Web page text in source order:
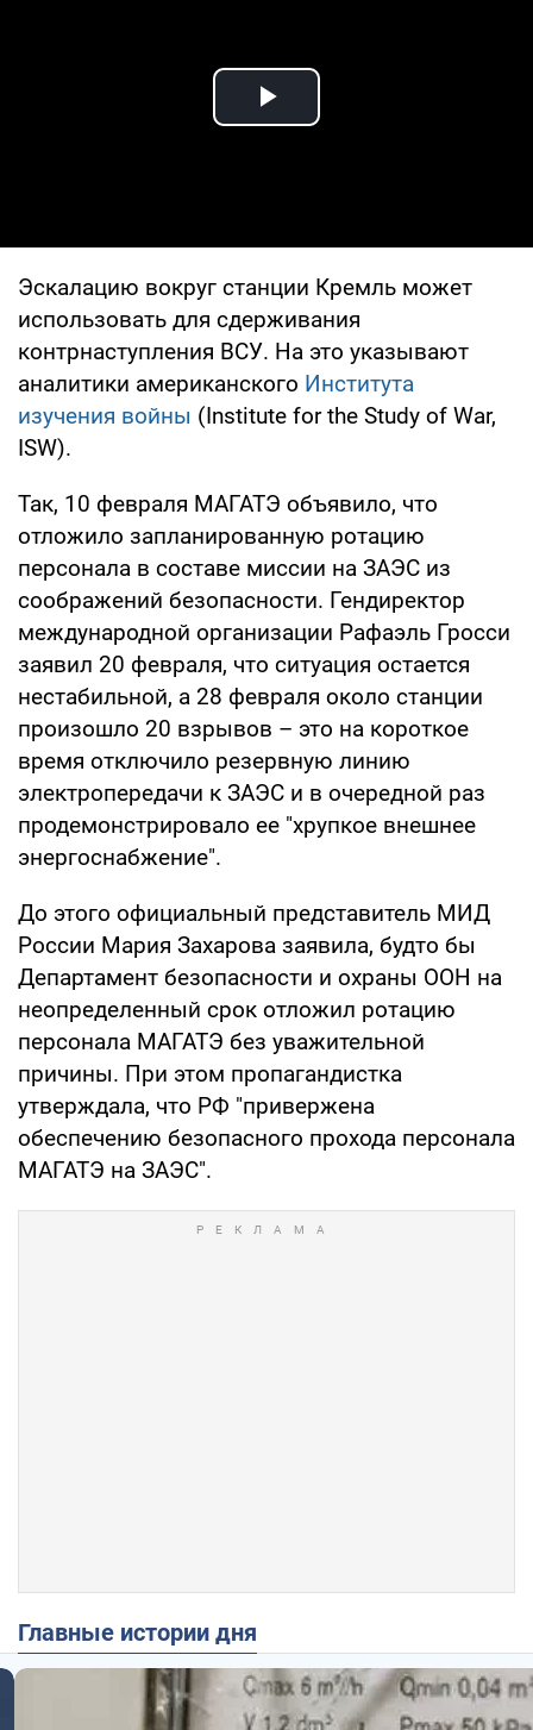
Play Video
Эскалацию вокруг станции Кремль может
использовать для сдерживания
контрнаступления ВСУ. На это указывают
аналитики американского Института
изучения войны (Institute for the Study of War,
ISW).
Так, 10 февраля МАГАТЭ объявило, что
отложило запланированную ротацию
персонала в составе миссии на ЗАЭС из
соображений безопасности. Гендиректор
международной организации Рафаэль Гросси
заявил 20 февраля, что ситуация остается
нестабильной, а 28 февраля около станции
произошло 20 взрывов – это на короткое
время отключило резервную линию
электропередачи к ЗАЭС и в очередной раз
продемонстрировало ее "хрупкое внешнее
энергоснабжение".
До этого официальный представитель МИД
России Мария Захарова заявила, будто бы
Департамент безопасности и охраны ООН на
неопределенный срок отложил ротацию
персонала МАГАТЭ без уважительной
причины. При этом пропагандистка
утверждала, что РФ "привержена
обеспечению безопасного прохода персонала
МАГАТЭ на ЗАЭС".
Главные истории дня